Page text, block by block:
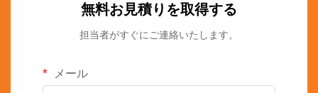
無料お見積りを取得する
担当者がすぐにご連絡いたします。
メール